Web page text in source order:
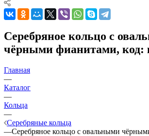
Серебряное кольцо с
чёрными фианитами, код:
Главная
—
Каталог
—
Кольца
—
Серебряные кольца
—Серебряное кольцо с овальными